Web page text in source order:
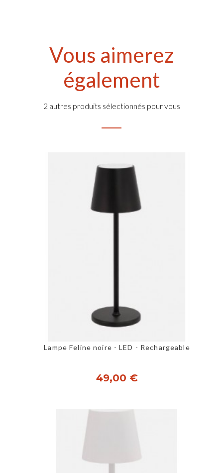
Vous aimerez
également
2 autres produits sélectionnés pour vous
Lampe Feline noire - LED - Rechargeable
49,00 €